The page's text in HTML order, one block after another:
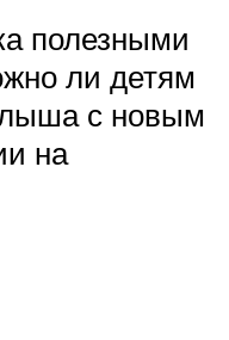
полезными
ли детям
с новым
на